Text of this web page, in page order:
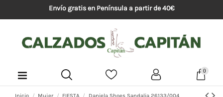
Envío gratis en Península a partir de 40€
0